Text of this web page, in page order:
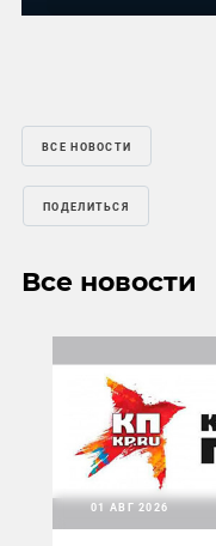
ВСЕ НОВОСТИ
ПОДЕЛИТЬСЯ
Все новости
01 АВГ 2026